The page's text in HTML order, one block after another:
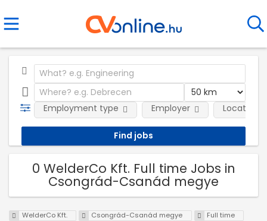
Employment type Employer Location
0 WelderCo Kft. Full time Jobs in
Csongrád-Csanád megye
WelderCo Kft. Csongrád-Csanád megye Full time